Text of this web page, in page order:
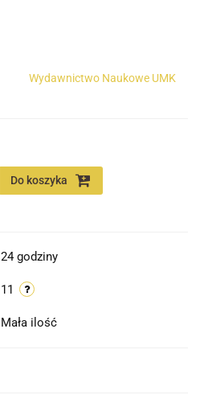
Wydawnictwo Naukowe UMK
Do koszyka
24 godziny
11
Mała ilość